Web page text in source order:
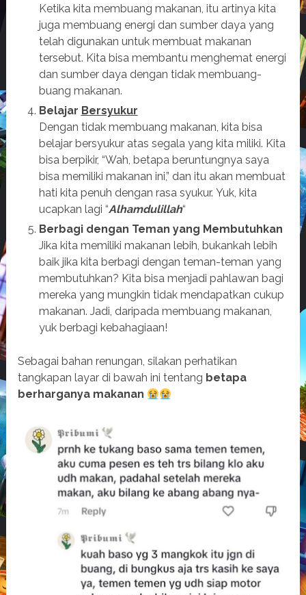
Ketika kita membuang makanan, itu artinya kita
juga membuang energi dan sumber daya yang
telah digunakan untuk membuat makanan
tersebut. Kita bisa membantu menghemat energi
dan sumber daya dengan tidak membuang-
buang makanan.
Belajar Bersyukur
Dengan tidak membuang makanan, kita bisa
belajar bersyukur atas segala yang kita miliki. Kita
bisa berpikir, “Wah, betapa beruntungnya saya
bisa memiliki makanan ini,” dan itu akan membuat
hati kita penuh dengan rasa syukur. Yuk, kita
ucapkan lagi “Alhamdulillah“
Berbagi dengan Teman yang Membutuhkan
Jika kita memiliki makanan lebih, bukankah lebih
baik jika kita berbagi dengan teman-teman yang
membutuhkan? Kita bisa menjadi pahlawan bagi
mereka yang mungkin tidak mendapatkan cukup
makanan. Jadi, daripada membuang makanan,
yuk berbagi kebahagiaan!
Sebagai bahan renungan, silakan perhatikan
tangkapan layar di bawah ini tentang betapa
berharganya makanan